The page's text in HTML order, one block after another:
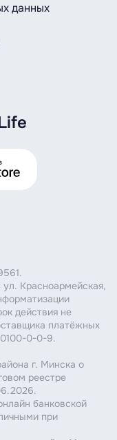
данных
Красноармейская,
действия не
платёжных
0-0-9.
г. Минска о
реестре
банковской
при